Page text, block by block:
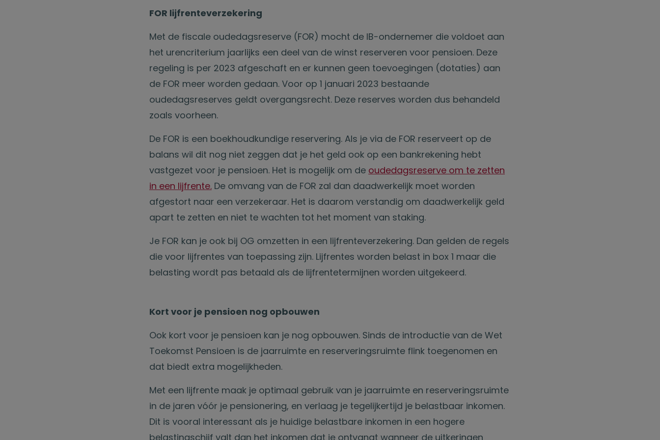
FOR lijfrenteverzekering
Met de fiscale oudedagsreserve (FOR) mocht de IB-ondernemer die voldoet aan
het urencriterium jaarlijks een deel van de winst reserveren voor pensioen. Deze
regeling is per 2023 afgeschaft en er kunnen geen toevoegingen (dotaties) aan
de FOR meer worden gedaan. Voor op 1 januari 2023 bestaande
oudedagsreserves geldt overgangsrecht. Deze reserves worden dus behandeld
zoals voorheen.
De FOR is een boekhoudkundige reservering. Als je via de FOR reserveert op de
balans wil dit nog niet zeggen dat je het geld ook op een bankrekening hebt
vastgezet voor je pensioen. Het is mogelijk om de oudedagsreserve om te zetten
in een lijfrente. De omvang van de FOR zal dan daadwerkelijk moet worden
afgestort naar een verzekeraar. Het is daarom verstandig om daadwerkelijk geld
apart te zetten en niet te wachten tot het moment van staking.
Je FOR kan je ook bij OG omzetten in een lijfrenteverzekering. Dan gelden de regels
die voor lijfrentes van toepassing zijn. Lijfrentes worden belast in box 1 maar die
belasting wordt pas betaald als de lijfrentetermijnen worden uitgekeerd.
Kort voor je pensioen nog opbouwen
Ook kort voor je pensioen kan je nog opbouwen. Sinds de introductie van de Wet
Toekomst Pensioen is de jaarruimte en reserveringsruimte flink toegenomen en
dat biedt extra mogelijkheden.
Met een lijfrente maak je optimaal gebruik van je jaarruimte en reserveringsruimte
in de jaren vóór je pensionering, en verlaag je tegelijkertijd je belastbaar inkomen.
Dit is vooral interessant als je huidige belastbare inkomen in een hogere
belastingschijf valt dan het inkomen dat je ontvangt wanneer de uitkeringen